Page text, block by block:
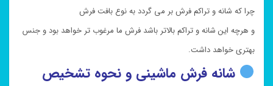
چرا که شانه و تراکم فرش بر می گردد به نوع بافت فرش
و هرچه این شانه و تراکم بالاتر باشد فرش ما مرغوب تر خواهد بود و جنس
بهتری خواهد داشت.
شانه فرش ماشینی و نحوه تشخیص